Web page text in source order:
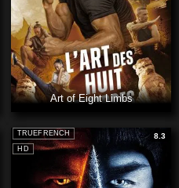
Art of Eight Limbs
HD
TRUEFRENCH 8.3